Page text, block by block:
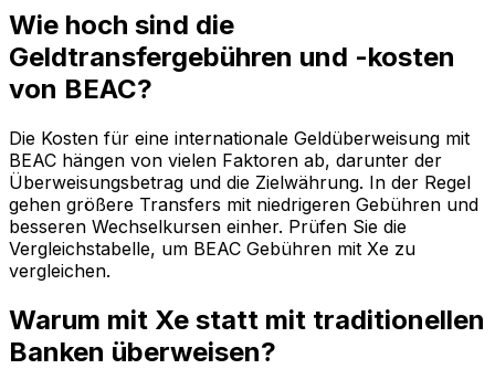
Wie hoch sind die
Geldtransfergebühren und -kosten
von BEAC?
Die Kosten für eine internationale Geldüberweisung mit
BEAC hängen von vielen Faktoren ab, darunter der
Überweisungsbetrag und die Zielwährung. In der Regel
gehen größere Transfers mit niedrigeren Gebühren und
besseren Wechselkursen einher. Prüfen Sie die
Vergleichstabelle, um BEAC Gebühren mit Xe zu
vergleichen.
Warum mit Xe statt mit traditionellen
Banken überweisen?